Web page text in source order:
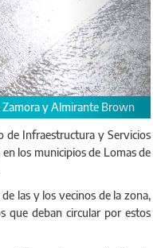
existente, mejoras del
de Infraestructura y Servicios
los municipios de Lomas de
las y los vecinos de la zona,
que deban circular por estos